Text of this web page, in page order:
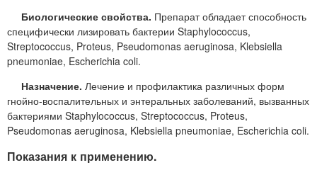
Биологические свойства. Препарат обладает способность
специфически лизировать бактерии Staphylococcus,
Streptococcus, Proteus, Pseudomonas aeruginosa, Klebsiella
pneumoniae, Escherichia coli.
Назначение. Лечение и профилактика различных форм
гнойно-воспалительных и энтеральных заболеваний, вызванных
бактериями Staphylococcus, Streptococcus, Proteus,
Pseudomonas aeruginosa, Klebsiella pneumoniae, Escherichia coli.
Показания к применению.